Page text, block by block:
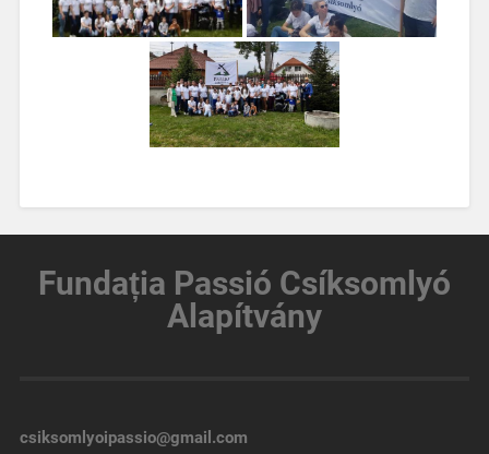
Fundația Passió Csíksomlyó
Alapítvány
csiksomlyoipassio@gmail.com